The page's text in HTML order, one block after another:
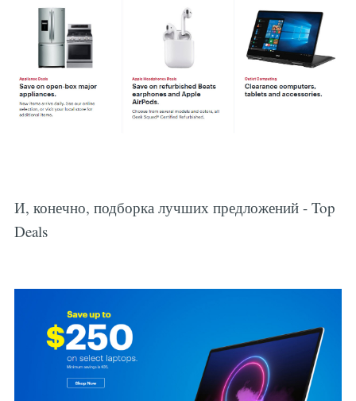
И, конечно, подборка лучших предложений - Top
Deals